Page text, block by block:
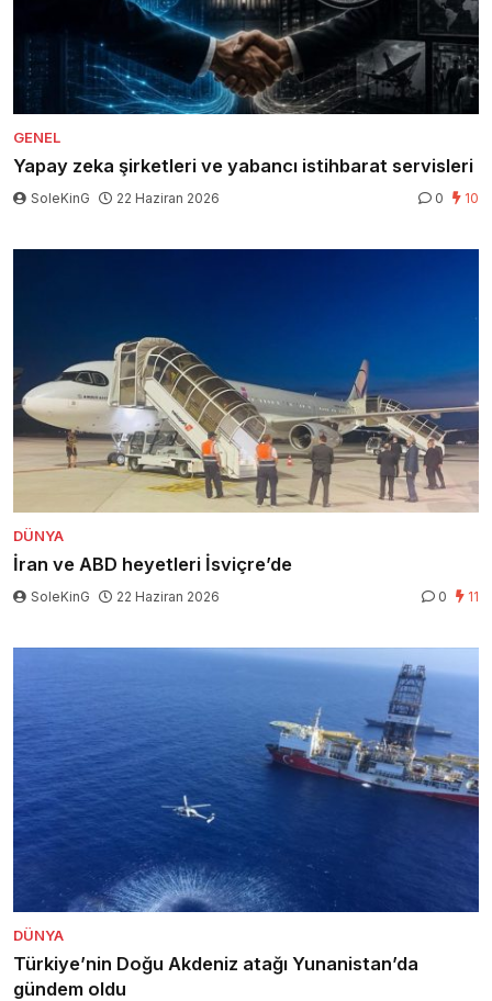
GENEL
Yapay zeka şirketleri ve yabancı istihbarat servisleri
SoleKinG 22 Haziran 2026 0 10
DÜNYA
İran ve ABD heyetleri İsviçre’de
SoleKinG 22 Haziran 2026 0 11
DÜNYA
Türkiye’nin Doğu Akdeniz atağı Yunanistan’da
gündem oldu